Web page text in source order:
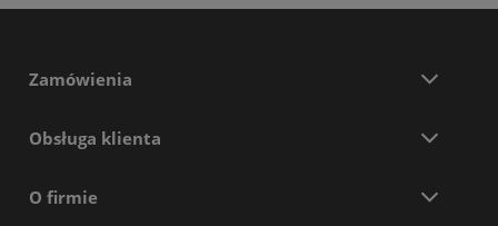
Zamówienia
Obsługa klienta
O firmie